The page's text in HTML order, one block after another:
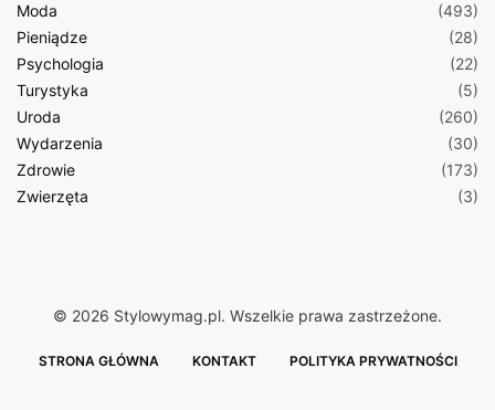
Moda
(493)
Pieniądze
(28)
Psychologia
(22)
Turystyka
(5)
Uroda
(260)
Wydarzenia
(30)
Zdrowie
(173)
Zwierzęta
(3)
© 2026 Stylowymag.pl. Wszelkie prawa zastrzeżone.
STRONA GŁÓWNA KONTAKT POLITYKA PRYWATNOŚCI